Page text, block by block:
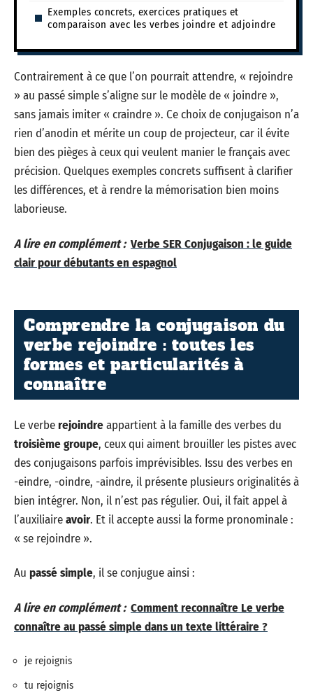
Exemples concrets, exercices pratiques et
comparaison avec les verbes joindre et adjoindre
Contrairement à ce que l’on pourrait attendre, « rejoindre
» au passé simple s’aligne sur le modèle de « joindre »,
sans jamais imiter « craindre ». Ce choix de conjugaison n’a
rien d’anodin et mérite un coup de projecteur, car il évite
bien des pièges à ceux qui veulent manier le français avec
précision. Quelques exemples concrets suffisent à clarifier
les différences, et à rendre la mémorisation bien moins
laborieuse.
A lire en complément : Verbe SER Conjugaison : le guide
clair pour débutants en espagnol
Comprendre la conjugaison du
verbe rejoindre : toutes les
formes et particularités à
connaître
Le verberejoindreappartient à la famille des verbes du
troisième groupe, ceux qui aiment brouiller les pistes avec
des conjugaisons parfois imprévisibles. Issu des verbes en
-eindre, -oindre, -aindre, il présente plusieurs originalités à
bien intégrer. Non, il n’est pas régulier. Oui, il fait appel à
l’auxiliaireavoir. Et il accepte aussi la forme pronominale :
« se rejoindre ».
Au passé simple, il se conjugue ainsi :
A lire en complément : Comment reconnaître Le verbe
connaître au passé simple dans un texte littéraire ?
je rejoignis
tu rejoignis